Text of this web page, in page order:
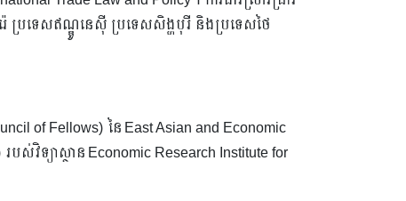
ប្រទេសឥណ្ឌូនេស៊ី ប្រទេសសិង្ហបុរី និងប្រទេសថៃ
of Fellows) នៃ East Asian and Economic
ស់​វិទ្យាស្ថាន Economic Research Institute for